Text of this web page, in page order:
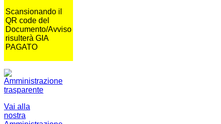
Scansionando il
QR code del
Documento/Avviso
risulterà GIA
PAGATO
Vai alla
nostra